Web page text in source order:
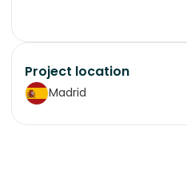
Project location
Madrid